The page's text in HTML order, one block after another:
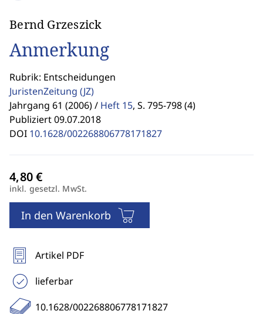
Bernd Grzeszick
Anmerkung
Rubrik: Entscheidungen
JuristenZeitung (JZ)
Jahrgang 61 (2006) / Heft 15, S. 795-798 (4)
Publiziert 09.07.2018
DOI 10.1628/002268806778171827
inkl. gesetzl. MwSt.
In den Warenkorb
Artikel PDF
lieferbar
10.1628/002268806778171827